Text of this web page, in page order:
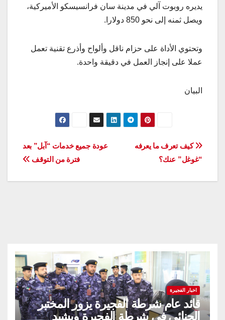
يديره روبوت آلي في مدينة سان فرانسيسكو الأميركية،
ويصل ثمنه إلى نحو 850 دولارا.
وتحتوي الأداة على حزام ناقل وألواح وأذرع تقنية تعمل
عملا على إنجاز العمل في دقيقة واحدة.
البيان
تصفّح
المقالات
عودة جميع خدمات “آبل” بعد
فترة من التوقف
كيف تعرف ما يعرفه
“غوغل” عنك؟
اخبار الفجيرة
قائد عام شرطة الفجيرة يزور المختبر
الجنائي في شرطة الفجيرة ويشيد